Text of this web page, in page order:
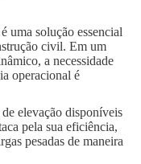
uma solução essencial
civil. Em um
a necessidade
operacional é
elevação disponíveis
pela sua eficiência,
pesadas de maneira